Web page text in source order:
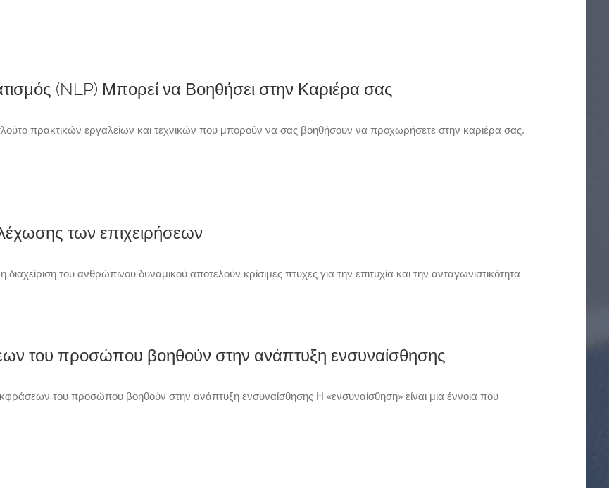
(NLP) Μπορεί να Βοηθήσει στην Καριέρα σας
πρακτικών εργαλείων και τεχνικών που μπορούν να σας βοηθήσουν να προχωρήσετε στην καριέρα σας.
των επιχειρήσεων
του ανθρώπινου δυναμικού αποτελούν κρίσιμες πτυχές για την επιτυχία και την ανταγωνιστικότητα
του προσώπου βοηθούν στην ανάπτυξη ενσυναίσθησης
του προσώπου βοηθούν στην ανάπτυξη ενσυναίσθησης Η «ενσυναίσθηση» είναι μια έννοια που